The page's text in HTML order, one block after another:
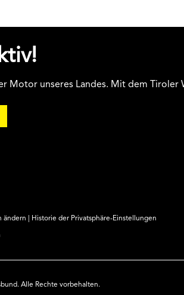
Motor unseres Landes. Mit dem Tiroler
ändern Historie der Privatsphäre-Einstellungen
Alle Rechte vorbehalten.